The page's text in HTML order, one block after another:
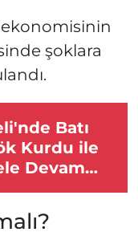
ekonomisinin
şoklara
Batı
Kurdu ile
Devam